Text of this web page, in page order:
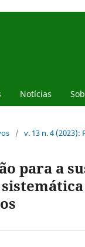
Notícias
/ v. 13 n. 4 (2023):
para a